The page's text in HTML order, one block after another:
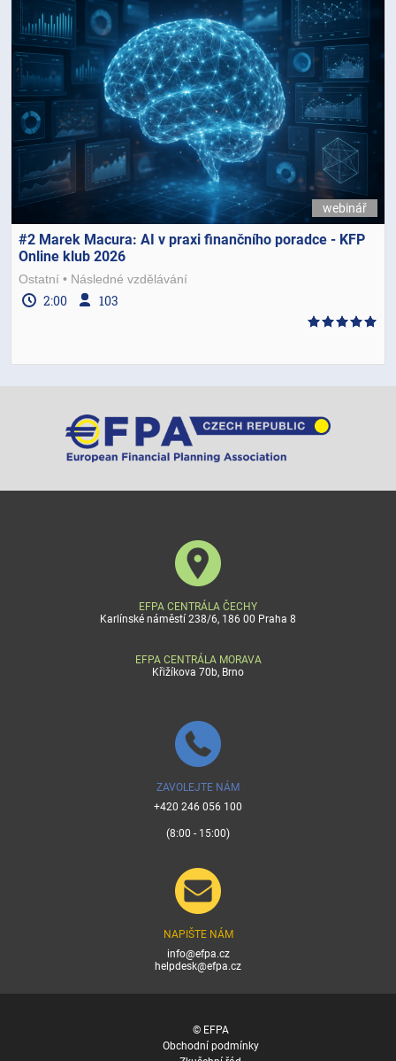
webinář
#2 Marek Macura: AI v praxi finančního poradce - KFP
Online klub 2026
Ostatní Následné vzdělávání
2:00 103
EFPA CENTRÁLA ČECHY
Karlínské náměstí 238/6, 186 00 Praha 8
EFPA CENTRÁLA MORAVA
Křižíkova 70b, Brno
ZAVOLEJTE NÁM
+420 246 056 100
(8:00 - 15:00)
NAPIŠTE NÁM
info@efpa.cz
helpdesk@efpa.cz
© EFPA
Obchodní podmínky